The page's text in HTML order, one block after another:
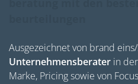
Ausgezeichnet von brand
Unternehmensberater in
Marke, Pricing sowie von